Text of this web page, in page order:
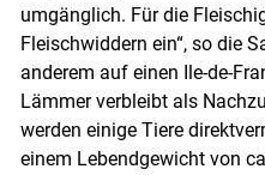
umgänglich. Für die
Fleischwiddern ein“, so die
anderem auf einen Ile-de-
Lämmer verbleibt als
werden einige Tiere
einem Lebendgewicht von